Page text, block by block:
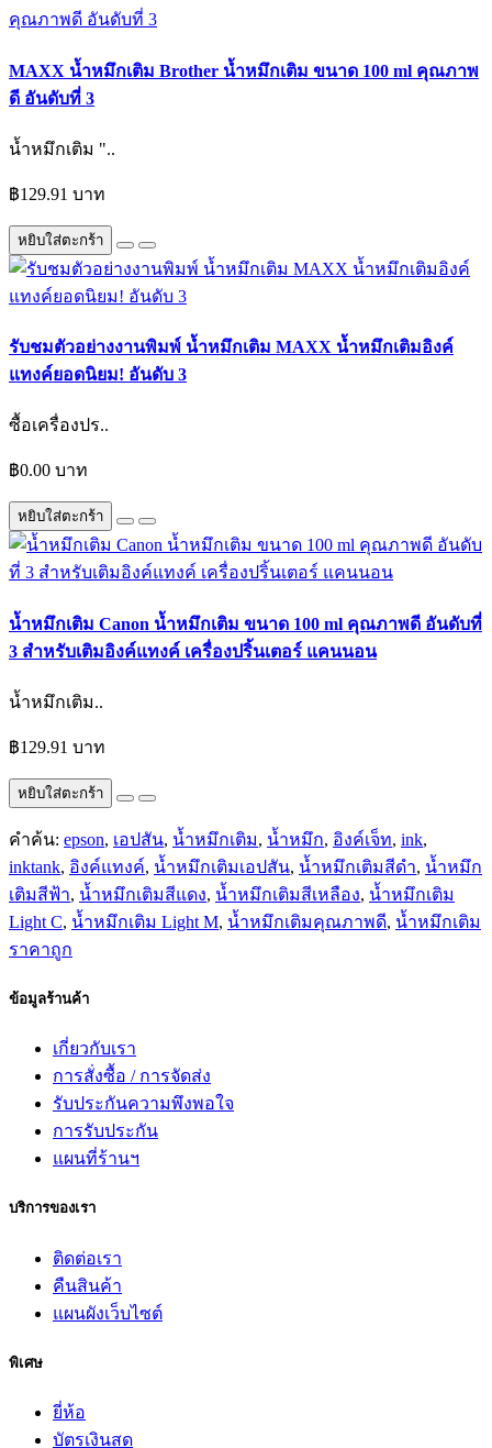
MAXX น้ำหมึกเติม Brother น้ำหมึกเติม ขนาด 100 ml คุณภาพ
ดี อันดับที่ 3
น้ำหมึกเติม "..
฿129.91 บาท
หยิบใส่ตะกร้า
รับชมตัวอย่างงานพิมพ์ น้ำหมึกเติม MAXX น้ำหมึกเติมอิงค์
แทงค์ยอดนิยม! อันดับ 3
ซื้อเครื่องปร..
฿0.00 บาท
หยิบใส่ตะกร้า
น้ำหมึกเติม Canon น้ำหมึกเติม ขนาด 100 ml คุณภาพดี อันดับที่
3 สำหรับเติมอิงค์แทงค์ เครื่องปริ้นเตอร์ แคนนอน
น้ำหมึกเติม..
฿129.91 บาท
หยิบใส่ตะกร้า
คำค้น: epson, เอปสัน, น้ำหมึกเติม, น้ำหมึก, อิงค์เจ็ท, ink,
inktank, อิงค์แทงค์, น้ำหมึกเติมเอปสัน, น้ำหมึกเติมสีดำ, น้ำหมึก
เติมสีฟ้า, น้ำหมึกเติมสีแดง, น้ำหมึกเติมสีเหลือง, น้ำหมึกเติม
Light C, น้ำหมึกเติม Light M, น้ำหมึกเติมคุณภาพดี, น้ำหมึกเติม
ราคาถูก
ข้อมูลร้านค้า
เกี่ยวกับเรา
การสั่งซื้อ / การจัดส่ง
รับประกันความพึงพอใจ
การรับประกัน
แผนที่ร้านฯ
บริการของเรา
ติดต่อเรา
คืนสินค้า
แผนผังเว็บไซต์
พิเศษ
ยี่ห้อ
บัตรเงินสด